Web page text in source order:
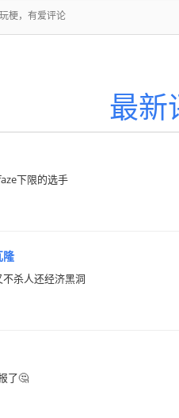
最新
下限的选手
隆
杀人还经济黑洞
了🤔